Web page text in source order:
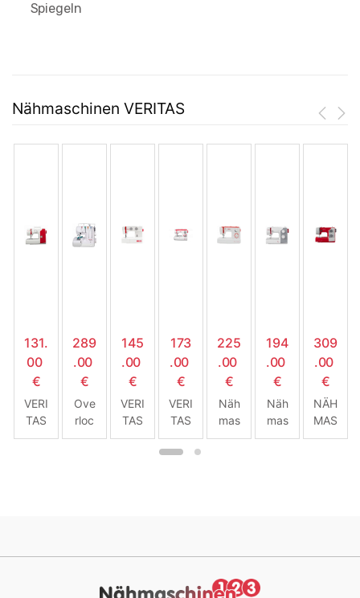
Spiegeln
Nähmaschinen VERITAS
131.
00
€
VERI
TAS
MAR
e
289
.00
€
Ove
rloc
k
0
145
.00
€
VERI
TAS
SAR
e
173
.00
€
VERI
TAS
NIKI
130
225
.00
€
Näh
mas
chin
130
194
.00
€
Näh
mas
chin
6
309
.00
€
NÄH
MAS
CHI
TCH